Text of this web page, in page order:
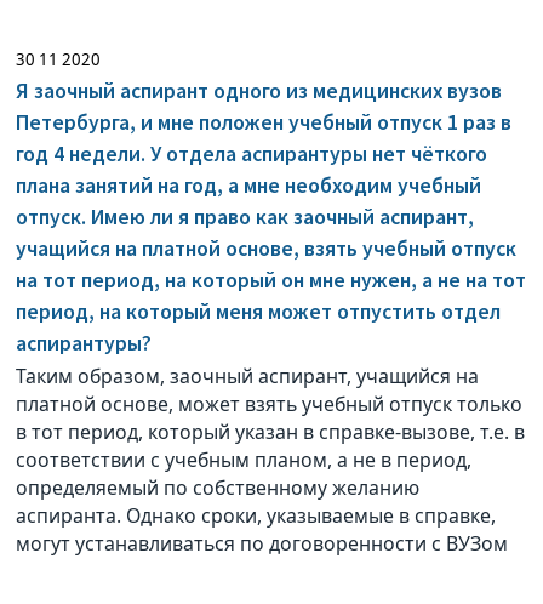
30 11 2020
Я заочный аспирант одного из медицинских вузов
Петербурга, и мне положен учебный отпуск 1 раз в
год 4 недели. У отдела аспирантуры нет чёткого
плана занятий на год, а мне необходим учебный
отпуск. Имею ли я право как заочный аспирант,
учащийся на платной основе, взять учебный отпуск
на тот период, на который он мне нужен, а не на тот
период, на который меня может отпустить отдел
аспирантуры?
Таким образом, заочный аспирант, учащийся на
платной основе, может взять учебный отпуск только
в тот период, который указан в справке-вызове, т.е. в
соответствии с учебным планом, а не в период,
определяемый по собственному желанию
аспиранта. Однако сроки, указываемые в справке,
могут устанавливаться по договоренности с ВУЗом